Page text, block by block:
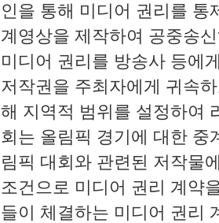
인을 통해 미디어 권리를 통
계영상을 제작하여 공중송
미디어 권리를 방송사 등에
저작권을 주최자에게 귀속
해 지역적 범위를 설정하여
회는 올림픽 경기에 대한 중
림픽 대회와 관련된 저작물
조건으로 미디어 권리 계약
들이 체결하는 미디어 권리